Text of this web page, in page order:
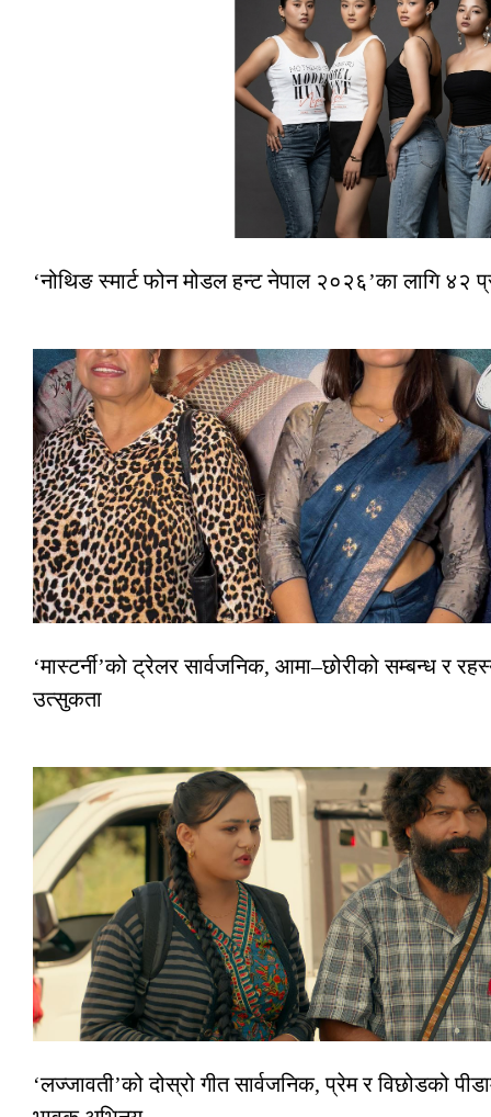
‘नोथिङ स्मार्ट फोन मोडल हन्ट नेपाल २०२६’का लागि ४२
‘मास्टर्नी’को ट्रेलर सार्वजनिक, आमा–छोरीको सम्बन्ध र
उत्सुकता
‘लज्जावती’को दोस्रो गीत सार्वजनिक, प्रेम र विछोडको